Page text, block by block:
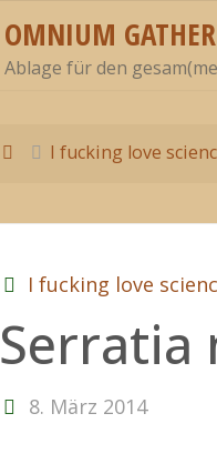
OMNIUM
Ablage für den
StartI fucking love
I fucking love
Serratia
8. März 2014